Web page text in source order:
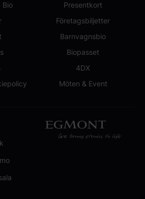
Bio
Presentkort
Företagsbiljetter
Barnvagnsbio
Biopasset
4DX
Möten & Event